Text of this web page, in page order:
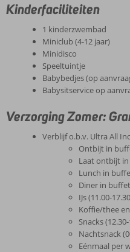
Kinderfaciliteiten
1 kinderzwembad
Miniclub (4-12 jaar)
Minidisco
Speeltuintje
Babybedjes (op
Babysitservice op
Verzorging Zomer:
Verblijf o.b.v. Ultra All
Ontbijt in
Laat ontbijt
Lunch in
Diner in
IJs (11.00-
Koffie/thee
Snacks
Nachtsnack
Eénmaal per